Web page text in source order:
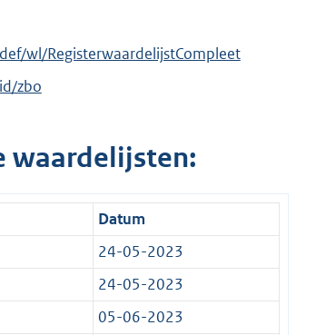
wl/RegisterwaardelijstCompleet
zbo
waardelijsten:
Datum
24-05-2023
24-05-2023
05-06-2023